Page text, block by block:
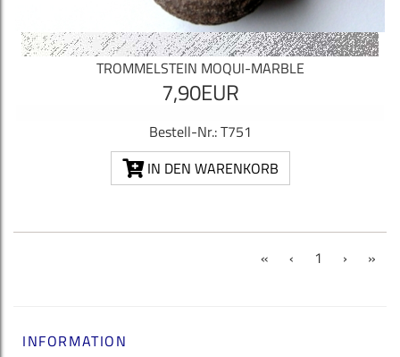
TROMMELSTEIN MOQUI-MARBLE
7,90EUR
Bestell-Nr.: T751
IN DEN WARENKORB
« ‹ 1 (current)
› »
INFORMATION